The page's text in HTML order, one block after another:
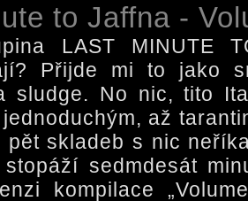
to Jaffna -
LAST MINUTE
Přijde mi to jako
sludge. No nic, tito
až
pět skladeb s nic
sedmdesát
kompilace